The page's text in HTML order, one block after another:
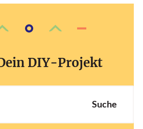
DIY-Projekt
Suche